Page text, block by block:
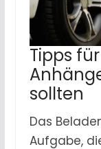
Tipps
sollten
Das
Aufgabe,